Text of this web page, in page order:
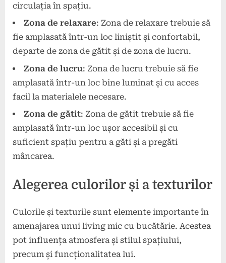
circulația în spațiu.
Zona de relaxare: Zona de relaxare trebuie să
fie amplasată într-un loc liniștit și confortabil,
departe de zona de gătit și de zona de lucru.
Zona de lucru: Zona de lucru trebuie să fie
amplasată într-un loc bine luminat și cu acces
facil la materialele necesare.
Zona de gătit: Zona de gătit trebuie să fie
amplasată într-un loc ușor accesibil și cu
suficient spațiu pentru a găti și a pregăti
mâncarea.
Alegerea culorilor și a texturilor
Culorile și texturile sunt elemente importante în
amenajarea unui living mic cu bucătărie. Acestea
pot influența atmosfera și stilul spațiului,
precum și funcționalitatea lui.